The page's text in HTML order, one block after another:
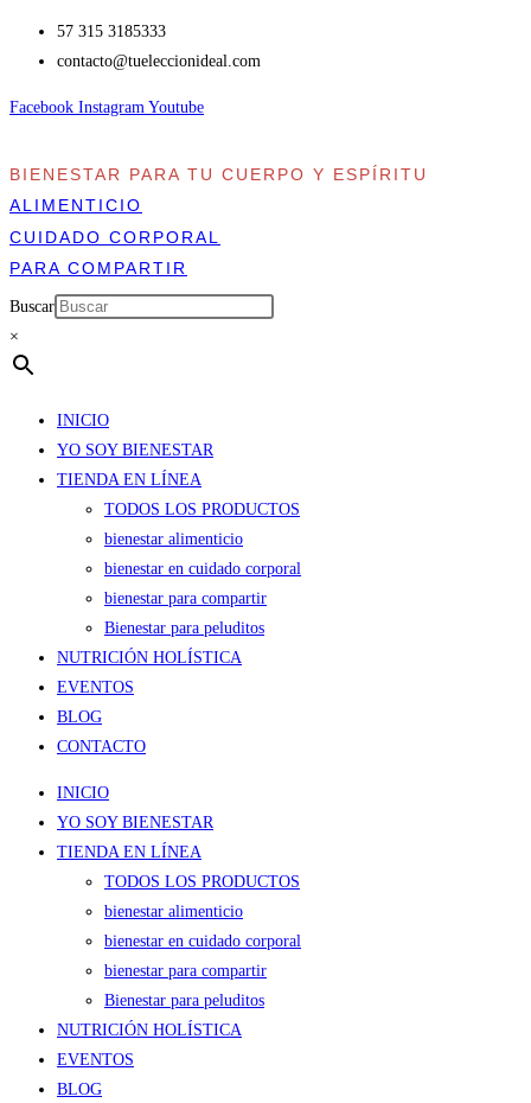
57 315 3185333
contacto​@tueleccionideal.com
Facebook Instagram Youtube
BIENESTAR PARA TU CUERPO Y ESPÍRITU
ALIMENTICIO
CUIDADO CORPORAL
PARA COMPARTIR
Buscar
×
INICIO
YO SOY BIENESTAR
TIENDA EN LÍNEA
TODOS LOS PRODUCTOS
bienestar alimenticio
bienestar en cuidado corporal
bienestar para compartir
Bienestar para peluditos
NUTRICIÓN HOLÍSTICA
EVENTOS
BLOG
CONTACTO
INICIO
YO SOY BIENESTAR
TIENDA EN LÍNEA
TODOS LOS PRODUCTOS
bienestar alimenticio
bienestar en cuidado corporal
bienestar para compartir
Bienestar para peluditos
NUTRICIÓN HOLÍSTICA
EVENTOS
BLOG